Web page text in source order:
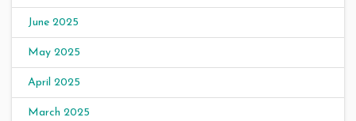
June 2025
May 2025
April 2025
March 2025